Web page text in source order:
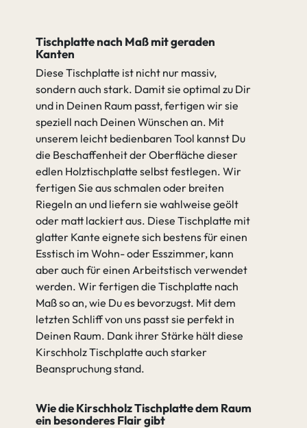
Tischplatte nach Maß mit geraden
Kanten
Diese Tischplatte ist nicht nur massiv,
sondern auch stark. Damit sie optimal zu Dir
und in Deinen Raum passt, fertigen wir sie
speziell nach Deinen Wünschen an. Mit
unserem leicht bedienbaren Tool kannst Du
die Beschaffenheit der Oberfläche dieser
edlen Holztischplatte selbst festlegen. Wir
fertigen Sie aus schmalen oder breiten
Riegeln an und liefern sie wahlweise geölt
oder matt lackiert aus. Diese Tischplatte mit
glatter Kante eignete sich bestens für einen
Esstisch im Wohn- oder Esszimmer, kann
aber auch für einen Arbeitstisch verwendet
werden. Wir fertigen die Tischplatte nach
Maß so an, wie Du es bevorzugst. Mit dem
letzten Schliff von uns passt sie perfekt in
Deinen Raum. Dank ihrer Stärke hält diese
Kirschholz Tischplatte auch starker
Beanspruchung stand.
Wie die Kirschholz Tischplatte dem Raum
ein besonderes Flair gibt